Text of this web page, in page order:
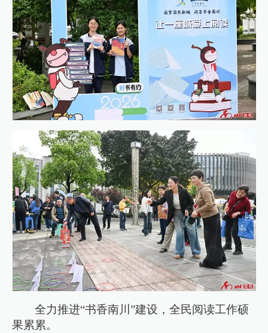
全力推进“书香南川”建设，全民阅读工作硕
果累累。